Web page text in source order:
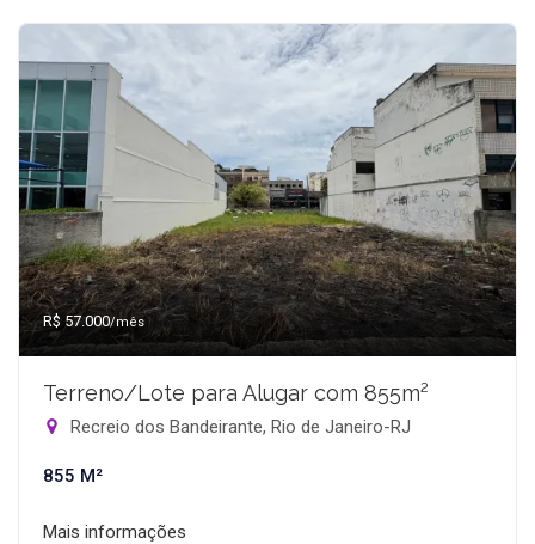
R$ 57.000/mês
Terreno/Lote para Alugar com 855m²
Recreio dos Bandeirante, Rio de Janeiro-RJ
855 M²
Mais informações